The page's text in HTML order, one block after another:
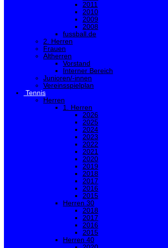
2011
2010
2009
2008
fussball.de
2. Herren
Frauen
Altherren
Vorstand
Interner Bereich
Junioren/-innen
Vereinsspielplan
Tennis
Herren
1. Herren
2026
2025
2024
2023
2022
2021
2020
2019
2018
2017
2016
2015
Herren 30
2018
2017
2016
2015
Herren 40